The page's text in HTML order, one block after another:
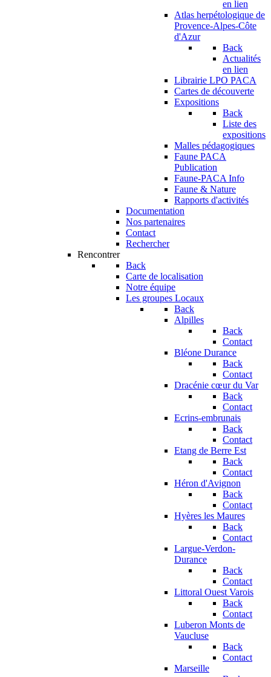
en lien
Atlas herpétologique de
Provence-Alpes-Côte
d'Azur
Back
Actualités
en lien
Librairie LPO PACA
Cartes de découverte
Expositions
Back
Liste des
expositions
Malles pédagogiques
Faune PACA
Publication
Faune-PACA Info
Faune & Nature
Rapports d'activités
Documentation
Nos partenaires
Contact
Rechercher
Rencontrer
Back
Carte de localisation
Notre équipe
Les groupes Locaux
Back
Alpilles
Back
Contact
Bléone Durance
Back
Contact
Dracénie cœur du Var
Back
Contact
Ecrins-embrunais
Back
Contact
Etang de Berre Est
Back
Contact
Héron d'Avignon
Back
Contact
Hyères les Maures
Back
Contact
Largue-Verdon-
Durance
Back
Contact
Littoral Ouest Varois
Back
Contact
Luberon Monts de
Vaucluse
Back
Contact
Marseille